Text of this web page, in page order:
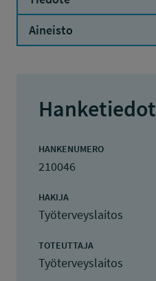
Aineisto
Hanketiedot
HANKENUMERO
210046
HAKIJA
Työterveyslaitos
TOTEUTTAJA
Työterveyslaitos